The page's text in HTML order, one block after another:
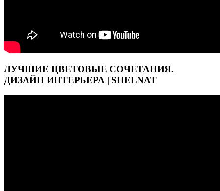
ЛУЧШИЕ ЦВЕТОВЫЕ СОЧЕТАНИЯ.
ДИЗАЙН ИНТЕРЬЕРА | SHELNAT